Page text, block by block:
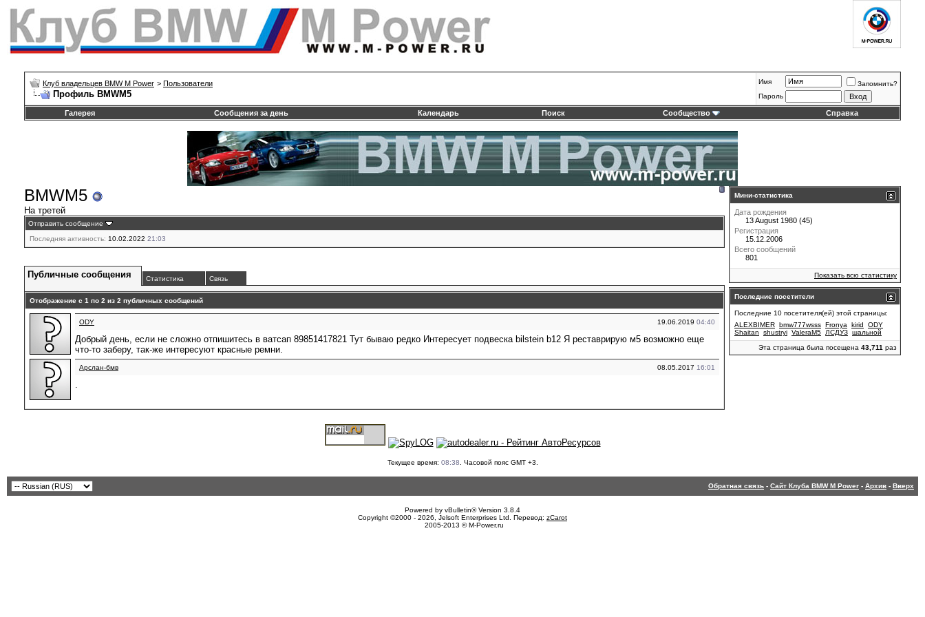
Клуб владельцев BMW M Power > Пользователи
Профиль BMWM5
Имя
Запомнить?
Пароль
Галерея Сообщения за день Календарь Поиск Сообщество Справка
BMWM5
На третей
Отправить сообщение
Последняя активность: 10.02.2022 21:03
Публичные сообщения Статистика Связь
Отображение с 1 по 2 из 2 публичных сообщений
19.06.2019 04:40
ODY
Добрый день, если не сложно отпишитесь в ватсап 89851417821 Тут бываю редко Интересует подвеска bilstein b12 Я реставрирую м5 возможно еще
что-то заберу, так-же интересуют красные ремни.
08.05.2017 16:01
Арслан-бмв
.
Мини-статистика
Дата рождения
13 August 1980 (45)
Регистрация
15.12.2006
Всего сообщений
801
Показать всю статистику
Последние посетители
Последние 10 посетителя(ей) этой страницы:
ALEXBIMER bmw777wsss Fronya kirid
ODY
Shaitan
shustryi ValeraM5 ЛСДУЗ шальной
Эта страница была посещена 43,711 раз
Текущее время: 08:38 . Часовой пояс GMT +3.
Обратная связь - Сайт Клуба BMW M Power - Архив - Вверх
Powered by vBulletin® Version 3.8.4
Copyright ©2000 - 2026, Jelsoft Enterprises Ltd. Перевод: zCarot
2005-2013 © M-Power.ru